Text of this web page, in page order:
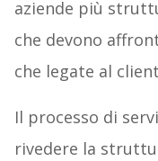
aziende più
che devono
che legate al
Il processo di
rivedere la